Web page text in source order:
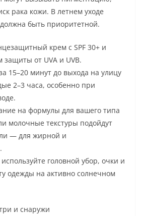
рака кожи. В летнем уходе
быть приоритетной.
крем с SPF 30+ и
от UVA и UVB.
15–20 минут до выхода на улицу
2–3 часа, особенно при
на формулы для вашего типа
молочные текстуры подойдут
— для жирной и
головной убор, очки и
одежды на активно солнечном
и снаружи